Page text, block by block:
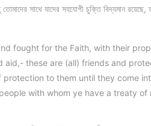
সাথে যাদের সহযোগী চুক্তি বিদ্যমান
fought for the Faith, with their
aid,- these are (all) friends and
to them until they come
with whom ye have a treaty of